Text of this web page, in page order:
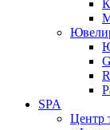
SPA
Центр